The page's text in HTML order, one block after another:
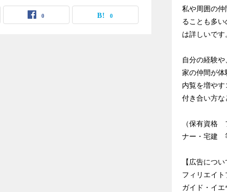
0 0
私や周囲の仲
ることも多
は詳しいです
自分の経験
家の仲間が
内覧を増や
付き合い方な
（保有資格
ナー・宅建
【広告につ
フィリエイト
ガイド・イ